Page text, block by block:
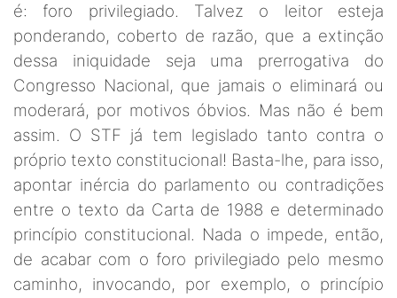
é: foro privilegiado. Talvez o leitor esteja
ponderando, coberto de razão, que a extinção
dessa iniquidade seja uma prerrogativa do
Congresso Nacional, que jamais o eliminará ou
moderará, por motivos óbvios. Mas não é bem
assim. O STF já tem legislado tanto contra o
próprio texto constitucional! Basta-lhe, para isso,
apontar inércia do parlamento ou contradições
entre o texto da Carta de 1988 e determinado
princípio constitucional. Nada o impede, então,
de acabar com o foro privilegiado pelo mesmo
caminho, invocando, por exemplo, o princípio